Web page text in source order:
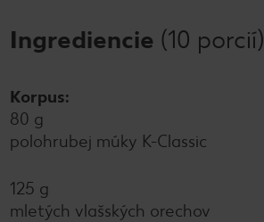
Ingrediencie (10 porcií)
Korpus:
80 g
polohrubej múky K-Classic
125 g
mletých vlašských orechov